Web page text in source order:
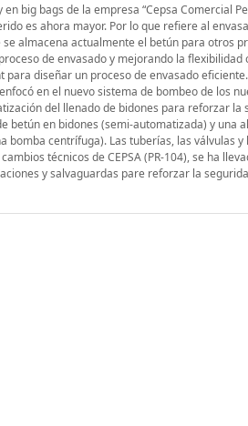
big bags de la empresa “Cepsa Comercial
es ahora mayor. Por lo que refiere al
almacena actualmente el betún para otros
de envasado y mejorando la flexibilidad
diseñar un proceso de envasado
en el nuevo sistema de bombeo de los
del llenado de bidones para reforzar la
betún en bidones (semi-automatizada) y una
bomba centrífuga). Las tuberías, las válvulas y
técnicos de CEPSA (PR-104), se ha
y salvaguardas pare reforzar la